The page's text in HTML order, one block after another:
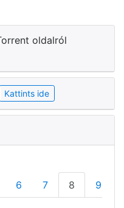
oldalról
Kattints ide
6 7 8 9